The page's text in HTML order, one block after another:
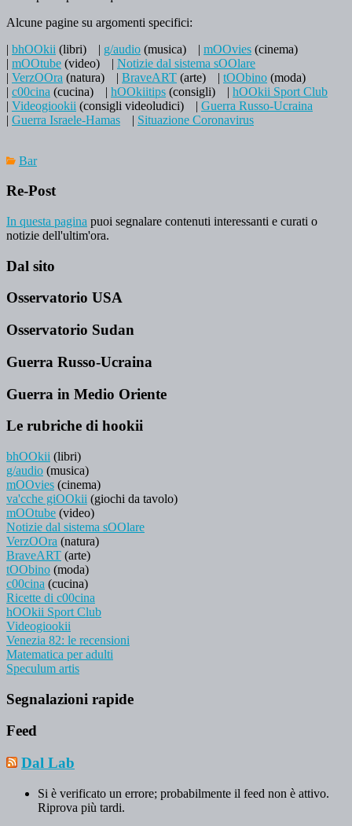
Alcune pagine su argomenti specifici:
| bhOOkii (libri) | g/audio (musica) | mOOvies (cinema)
| mOOtube (video) | Notizie dal sistema sOOlare
| VerzOOra (natura) | BraveART (arte) | tOObino (moda)
| c00cina (cucina) | hOOkiitips (consigli) | hOOkii Sport Club
| Videogiookii (consigli videoludici) | Guerra Russo-Ucraina
| Guerra Israele-Hamas | Situazione Coronavirus
Bar
Re-Post
In questa pagina puoi segnalare contenuti interessanti e curati o
notizie dell'ultim'ora.
Dal sito
Osservatorio USA
Osservatorio Sudan
Guerra Russo-Ucraina
Guerra in Medio Oriente
Le rubriche di hookii
bhOOkii (libri)
g/audio (musica)
mOOvies (cinema)
va'cche giOOkii (giochi da tavolo)
mOOtube (video)
Notizie dal sistema sOOlare
VerzOOra (natura)
BraveART (arte)
tOObino (moda)
c00cina (cucina)
Ricette di c00cina
hOOkii Sport Club
Videogiookii
Venezia 82: le recensioni
Matematica per adulti
Speculum artis
Segnalazioni rapide
Feed
Dal Lab
Si è verificato un errore; probabilmente il feed non è attivo.
Riprova più tardi.